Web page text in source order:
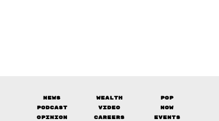
News Wealth
Pop
Podcast
Video
Now
Opinion
Careers
Events